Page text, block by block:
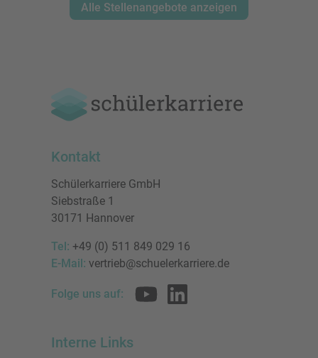
Alle Stellenangebote anzeigen
Kontakt
Schülerkarriere GmbH
Siebstraße 1
30171 Hannover
Tel: +49 (0) 511 849 029 16
E-Mail: vertrieb@schuelerkarriere.de
Folge uns auf:
Interne Links